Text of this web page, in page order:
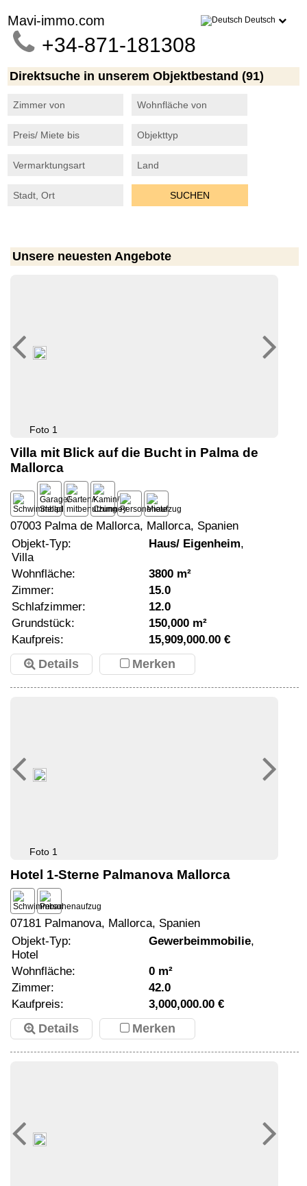
Mavi-immo.com
+34-871-181308
Deutsch
Direktsuche in unserem Objektbestand (91)
Unsere neuesten Angebote
Foto 1
Villa mit Blick auf die Bucht in Palma de
Mallorca
07003 Palma de Mallorca, Mallorca, Spanien
Objekt-Typ:
Haus/ Eigenheim,
Villa
Wohnfläche:
3800 m²
Zimmer:
15.0
Schlafzimmer:
12.0
Grundstück:
150,000 m²
Kaufpreis:
15,909,000.00 €
Details Merken
Foto 1
Hotel 1-Sterne Palmanova Mallorca
07181 Palmanova, Mallorca, Spanien
Objekt-Typ:
Gewerbeimmobilie,
Hotel
Wohnfläche:
0 m²
Zimmer:
42.0
Kaufpreis:
3,000,000.00 €
Details Merken